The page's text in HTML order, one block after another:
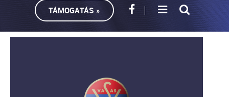
TÁMOGATÁS »